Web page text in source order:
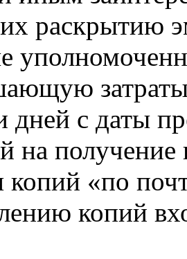
раскрытию
затраты
дней с даты
на
копий «по
копий